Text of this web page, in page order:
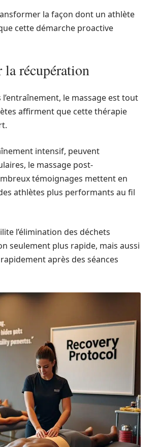
la façon dont un athlète
cette démarche proactive
la récupération
le massage est tout
affirment que cette thérapie
intensif, peuvent
le massage post-
témoignages mettent en
athlètes plus performants au fil
l’élimination des déchets
seulement plus rapide, mais aussi
après des séances